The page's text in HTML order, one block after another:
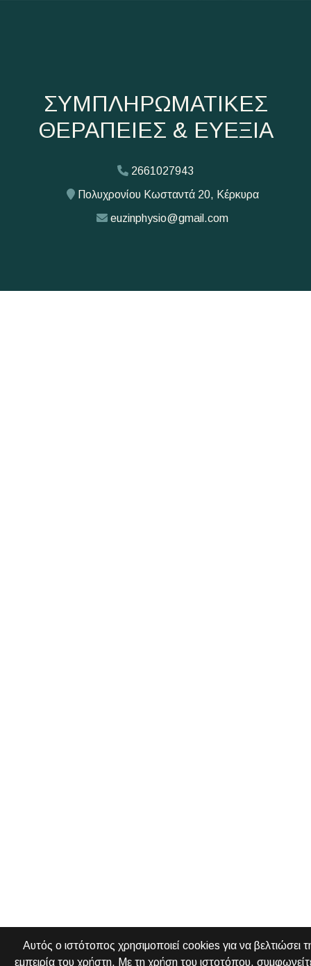
ΣΥΜΠΛΗΡΩΜΑΤΙΚΕΣ
ΘΕΡΑΠΕΙΕΣ & ΕΥΕΞΙΑ
2661027943
Πολυχρονίου Κωσταντά 20, Κέρκυρα
euzinphysio@gmail.com
Αυτός ο ιστότοπος χρησιμοποιεί cookies για να βελτιώσει
εμπειρία του χρήστη. Με τη χρήση του ιστοτόπου,